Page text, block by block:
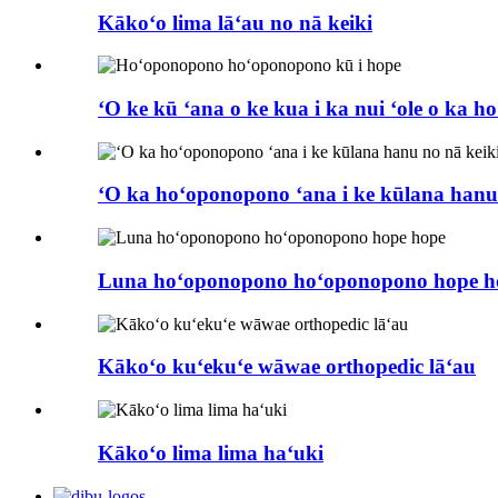
Kākoʻo lima lāʻau no nā keiki
ʻO ke kū ʻana o ke kua i ka nui ʻole o ka
ʻO ka hoʻoponopono ʻana i ke kūlana
Luna hoʻoponopono hoʻoponopono hope
Kākoʻo kuʻekuʻe wāwae orthopedic lāʻau
Kākoʻo lima lima haʻuki